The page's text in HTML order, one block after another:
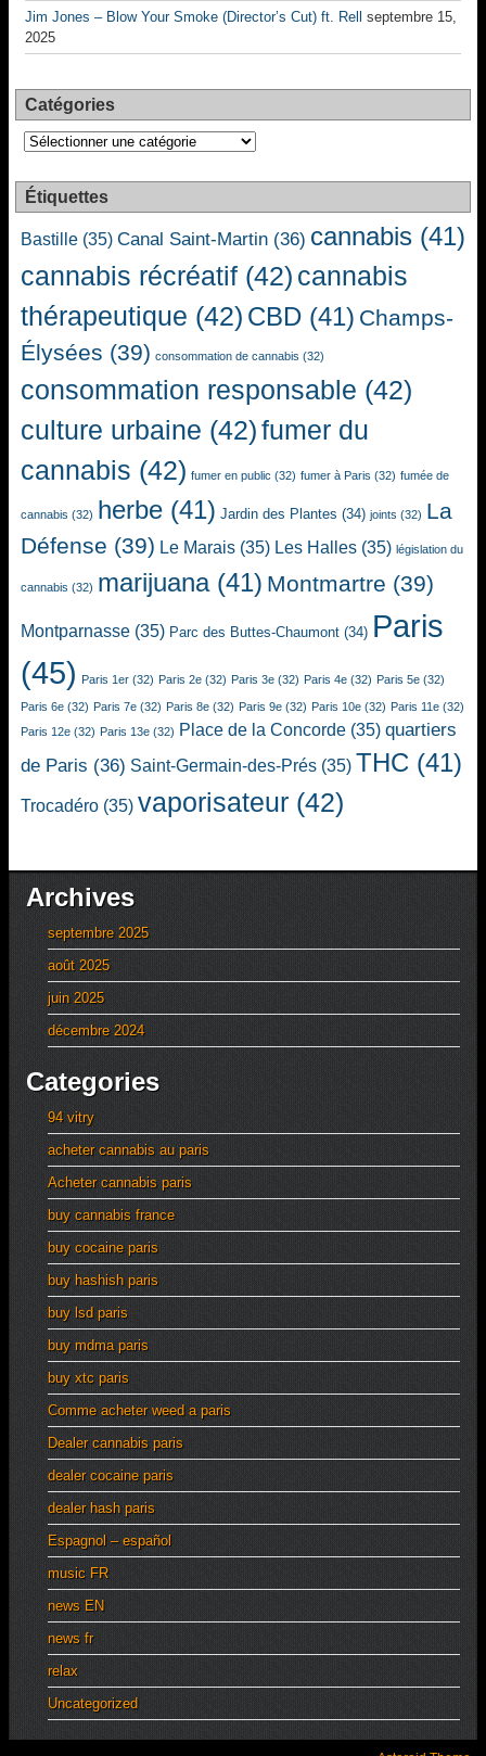
Jim Jones – Blow Your Smoke (Director’s Cut) ft. Rell
septembre 15,
2025
Catégories
Catégories
Étiquettes
Bastille (35) Canal Saint-Martin (36) cannabis (41)
cannabis récréatif (42) cannabis
thérapeutique (42) CBD (41) Champs-
Élysées (39) consommation de cannabis (32)
consommation responsable (42)
culture urbaine (42)fumer du
cannabis (42) fumer en public (32) fumer à Paris (32) fumée de
cannabis (32) herbe (41) Jardin des Plantes (34) joints (32) La
Défense (39) Le Marais (35) Les Halles (35) législation du
cannabis (32) marijuana(41) Montmartre (39)
Montparnasse (35) Parc des Buttes-Chaumont (34) Paris
(45) Paris 1er (32) Paris 2e (32) Paris 3e (32) Paris 4e (32) Paris 5e (32)
Paris 6e (32) Paris 7e (32) Paris 8e (32) Paris 9e (32) Paris 10e (32) Paris 11e (32)
Paris 12e (32) Paris 13e (32) Place de la Concorde (35) quartiers
de Paris (36) Saint-Germain-des-Prés (35) THC (41)
Trocadéro (35) vaporisateur (42)
Archives
septembre 2025
août 2025
juin 2025
décembre 2024
Categories
94 vitry
acheter cannabis au paris
Acheter cannabis paris
buy cannabis france
buy cocaine paris
buy hashish paris
buy lsd paris
buy mdma paris
buy xtc paris
Comme acheter weed a paris
Dealer cannabis paris
dealer cocaine paris
dealer hash paris
Espagnol – español
music FR
news EN
news fr
relax
Uncategorized